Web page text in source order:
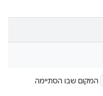
המקום שבו הסתיימה